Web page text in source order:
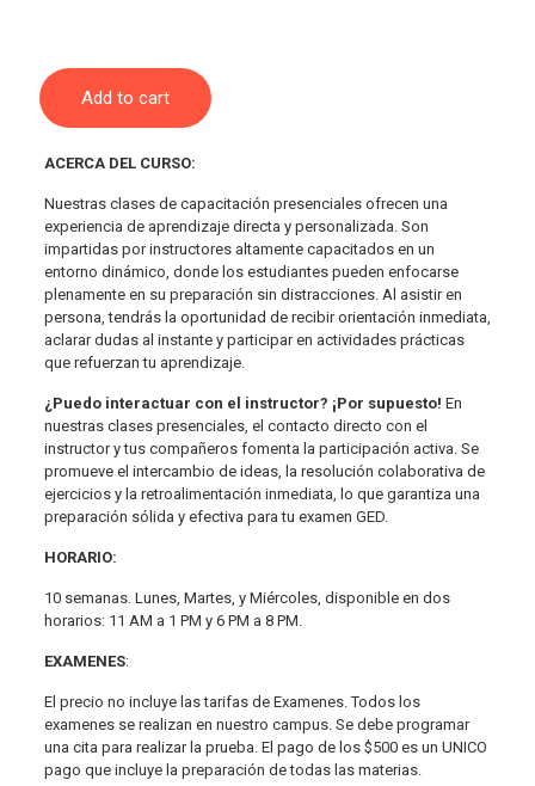
Add to cart
ACERCA DEL CURSO:
Nuestras clases de capacitación presenciales ofrecen una
experiencia de aprendizaje directa y personalizada. Son
impartidas por instructores altamente capacitados en un
entorno dinámico, donde los estudiantes pueden enfocarse
plenamente en su preparación sin distracciones. Al asistir en
persona, tendrás la oportunidad de recibir orientación inmediata,
aclarar dudas al instante y participar en actividades prácticas
que refuerzan tu aprendizaje.
¿Puedo interactuar con el instructor? ¡Por supuesto! En
nuestras clases presenciales, el contacto directo con el
instructor y tus compañeros fomenta la participación activa. Se
promueve el intercambio de ideas, la resolución colaborativa de
ejercicios y la retroalimentación inmediata, lo que garantiza una
preparación sólida y efectiva para tu examen GED.
HORARIO:
10 semanas. Lunes, Martes, y Miércoles, disponible en dos
horarios: 11 AM a 1 PM y 6 PM a 8 PM.
EXAMENES:
El precio no incluye las tarifas de Examenes. Todos los
examenes se realizan en nuestro campus. Se debe programar
una cita para realizar la prueba. El pago de los $500 es un UNICO
pago que incluye la preparación de todas las materias.